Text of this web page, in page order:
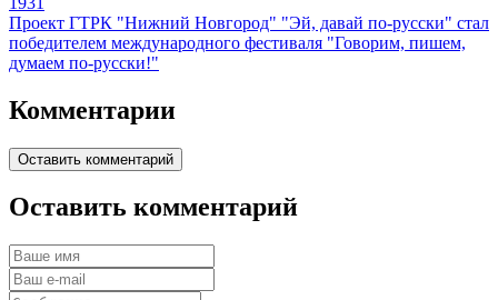
Проект ГТРК "Нижний Новгород" "Эй, давай по-русски" стал
победителем международного фестиваля "Говорим, пишем,
думаем по-русски!"
Комментарии
Оставить комментарий
Оставить комментарий